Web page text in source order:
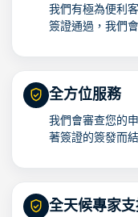
我們有極為便利
簽證通過，我們
全方位服務
我們會審查您的
著簽證的簽發而
全天候專家